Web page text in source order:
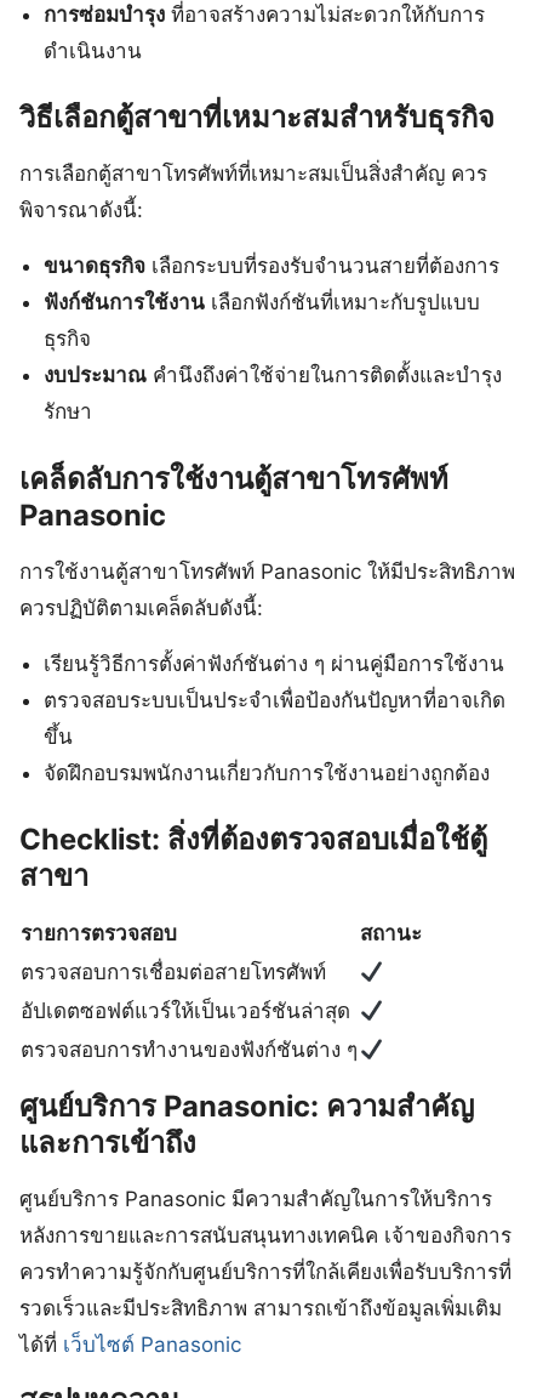
การซ่อมบำรุง ที่อาจสร้างความไม่สะดวกให้กับการ
ดำเนินงาน
วิธีเลือกตู้สาขาที่เหมาะสมสำหรับธุรกิจ
การเลือกตู้สาขาโทรศัพท์ที่เหมาะสมเป็นสิ่งสำคัญ ควร
พิจารณาดังนี้:
ขนาดธุรกิจ เลือกระบบที่รองรับจำนวนสายที่ต้องการ
ฟังก์ชันการใช้งาน เลือกฟังก์ชันที่เหมาะกับรูปแบบ
ธุรกิจ
งบประมาณ คำนึงถึงค่าใช้จ่ายในการติดตั้งและบำรุง
รักษา
เคล็ดลับการใช้งานตู้สาขาโทรศัพท์
Panasonic
การใช้งานตู้สาขาโทรศัพท์ Panasonic ให้มีประสิทธิภาพ
ควรปฏิบัติตามเคล็ดลับดังนี้:
เรียนรู้วิธีการตั้งค่าฟังก์ชันต่าง ๆ ผ่านคู่มือการใช้งาน
ตรวจสอบระบบเป็นประจำเพื่อป้องกันปัญหาที่อาจเกิด
ขึ้น
จัดฝึกอบรมพนักงานเกี่ยวกับการใช้งานอย่างถูกต้อง
Checklist: สิ่งที่ต้องตรวจสอบเมื่อใช้ตู้
สาขา
รายการตรวจสอบ
สถานะ
ตรวจสอบการเชื่อมต่อสายโทรศัพท์
อัปเดตซอฟต์แวร์ให้เป็นเวอร์ชันล่าสุด
ตรวจสอบการทำงานของฟังก์ชันต่าง ๆ
ศูนย์บริการ Panasonic: ความสำคัญ
และการเข้าถึง
ศูนย์บริการ Panasonic มีความสำคัญในการให้บริการ
หลังการขายและการสนับสนุนทางเทคนิค เจ้าของกิจการ
ควรทำความรู้จักกับศูนย์บริการที่ใกล้เคียงเพื่อรับบริการที่
รวดเร็วและมีประสิทธิภาพ สามารถเข้าถึงข้อมูลเพิ่มเติม
ได้ที่ เว็บไซต์ Panasonic